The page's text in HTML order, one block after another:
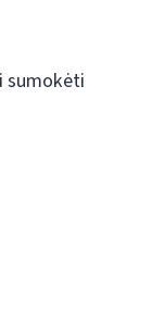
sumokėti